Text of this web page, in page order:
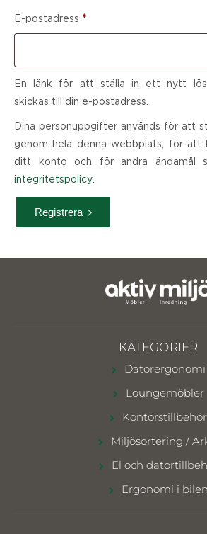
E-postadress *
En länk för att ställa in ett nytt
skickas till din e-postadress.
Dina personuppgifter används för att
genom hela denna webbplats, för att
ditt konto och för andra ändamål
integritetspolicy
Registrera
KATEGORIER
Datorergonomi
Loungemöbler
Kontorstillbehör
Miljösortering /
El och
Ergonomi i bilen